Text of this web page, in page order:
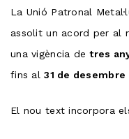
La Unió Patronal
assolit un acord per al
una vigència detres
fins al31 de desembre
El nou text incorpora